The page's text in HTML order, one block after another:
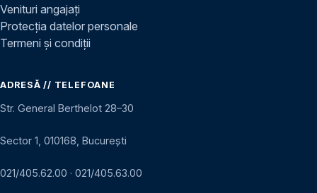
Venituri angajați
Protecția datelor personale
Termeni și condiții
ADRESĂ // TELEFOANE
Str. General Berthelot 28–30
Sector 1, 010168, București
021/405.62.00 · 021/405.63.00